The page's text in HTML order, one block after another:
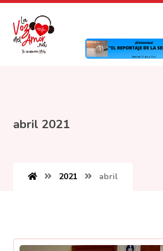
abril 2021
2021 abril